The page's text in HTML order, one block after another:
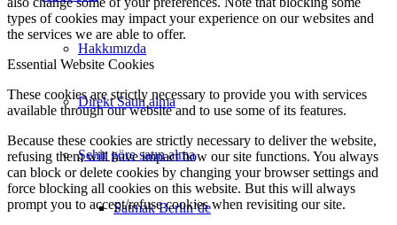
Hakkımızda
Direkt Satın alma
Şehir göre satın alma
Satmak Berlin’de
types of cookies may impact your experience on our websites and
the services we are able to offer.
Essential Website Cookies
These cookies are strictly necessary to provide you with services
available through our website and to use some of its features.
Because these cookies are strictly necessary to deliver the website,
refusing them will have impact how our site functions. You always
can block or delete cookies by changing your browser settings and
force blocking all cookies on this website. But this will always
prompt you to accept/refuse cookies when revisiting our site.